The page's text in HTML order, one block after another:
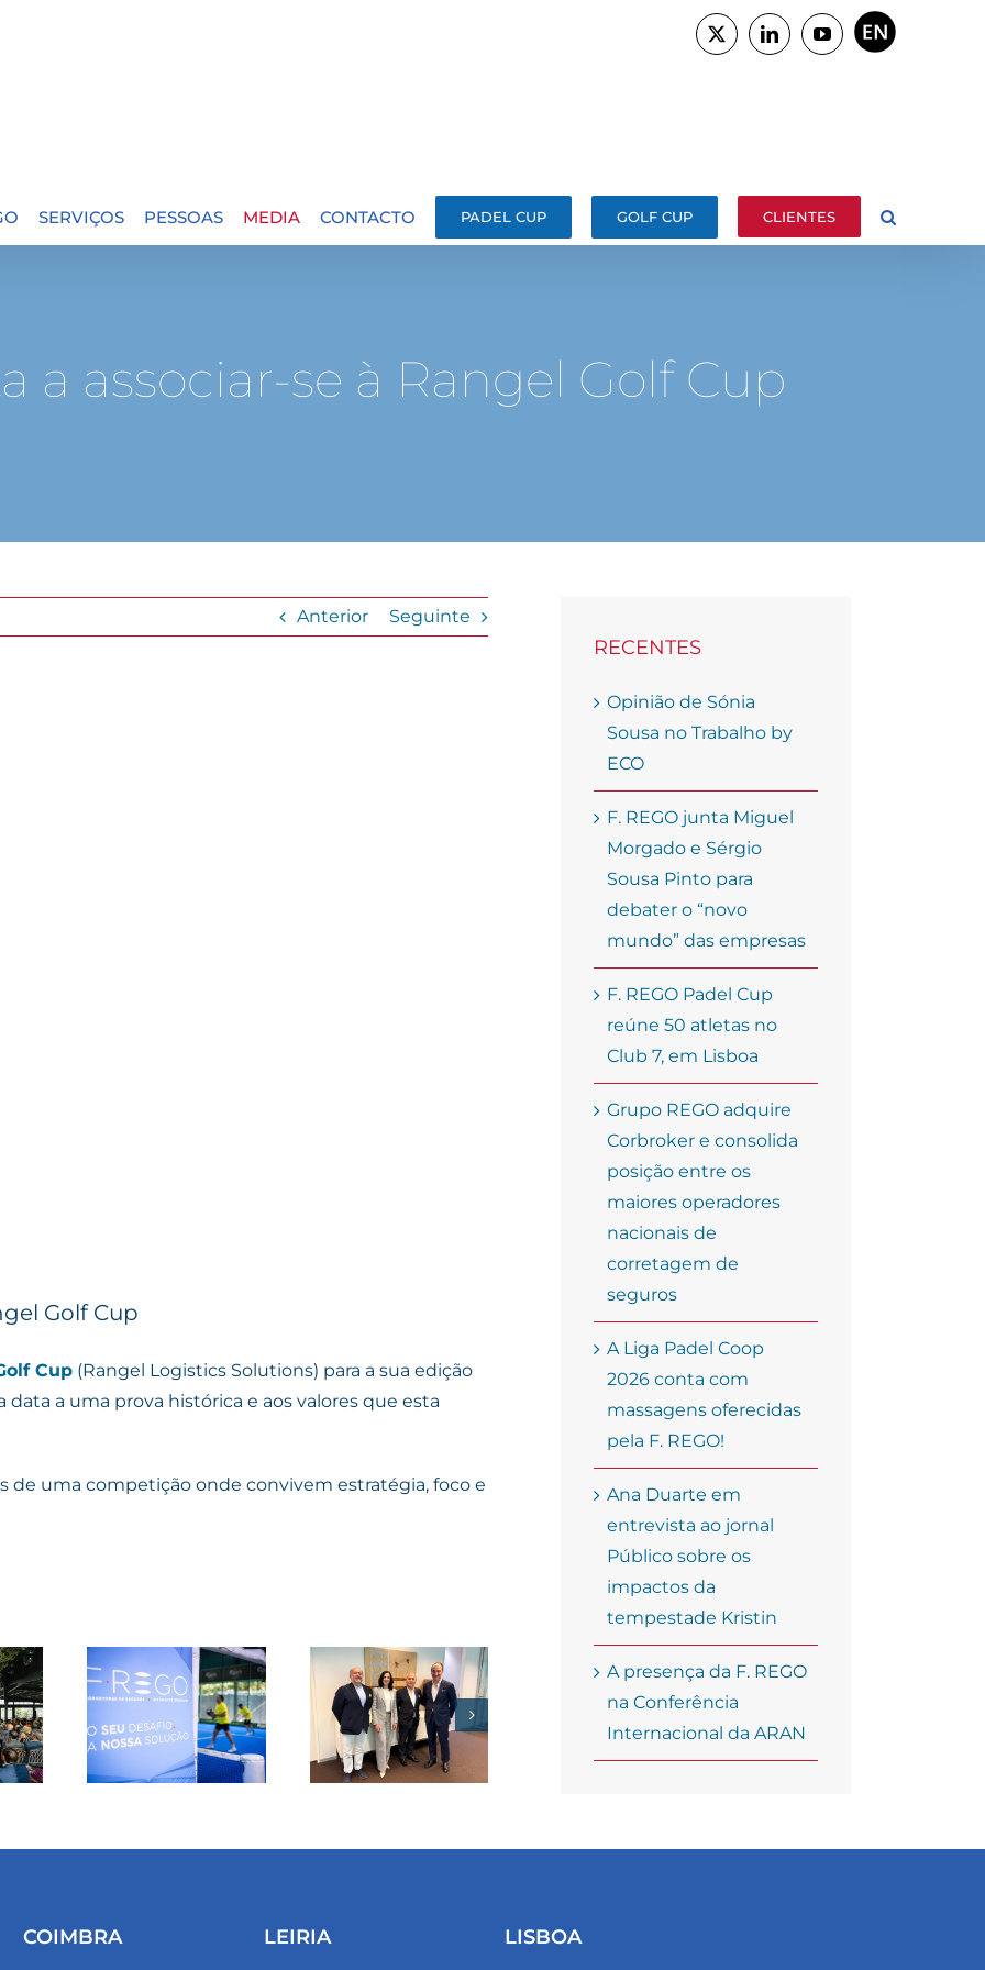
X LinkedInYouTubeENGLISH
SERVIÇOS PESSOAS MEDIA CONTACTO PADEL CUP GOLF CUP CLIENTES
a associar-se à Rangel Golf Cup
Anterior Seguinte
Golf Cup
Cup (Rangel Logistics Solutions) para a sua edição
a uma prova histórica e aos valores que esta
de uma competição onde convivem estratégia, foco e
50
REGO
posição
entre os
maiores
nacionais
corretagem
RECENTES
Opinião de Sónia
Sousa no Trabalho by
ECO
F. REGO junta Miguel
Morgado e Sérgio
Sousa Pinto para
debater o “novo
mundo” das empresas
F. REGO Padel Cup
reúne 50 atletas no
Club 7, em Lisboa
Grupo REGO adquire
Corbroker e consolida
posição entre os
maiores operadores
nacionais de
corretagem de
seguros
A Liga Padel Coop
2026 conta com
massagens oferecidas
pela F. REGO!
Ana Duarte em
entrevista ao jornal
Público sobre os
impactos da
tempestade Kristin
A presença da F. REGO
na Conferência
Internacional da ARAN
COIMBRA LEIRIA LISBOA